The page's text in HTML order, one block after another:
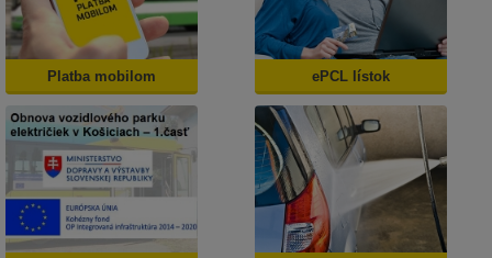
Platba mobilom ePCL lístok